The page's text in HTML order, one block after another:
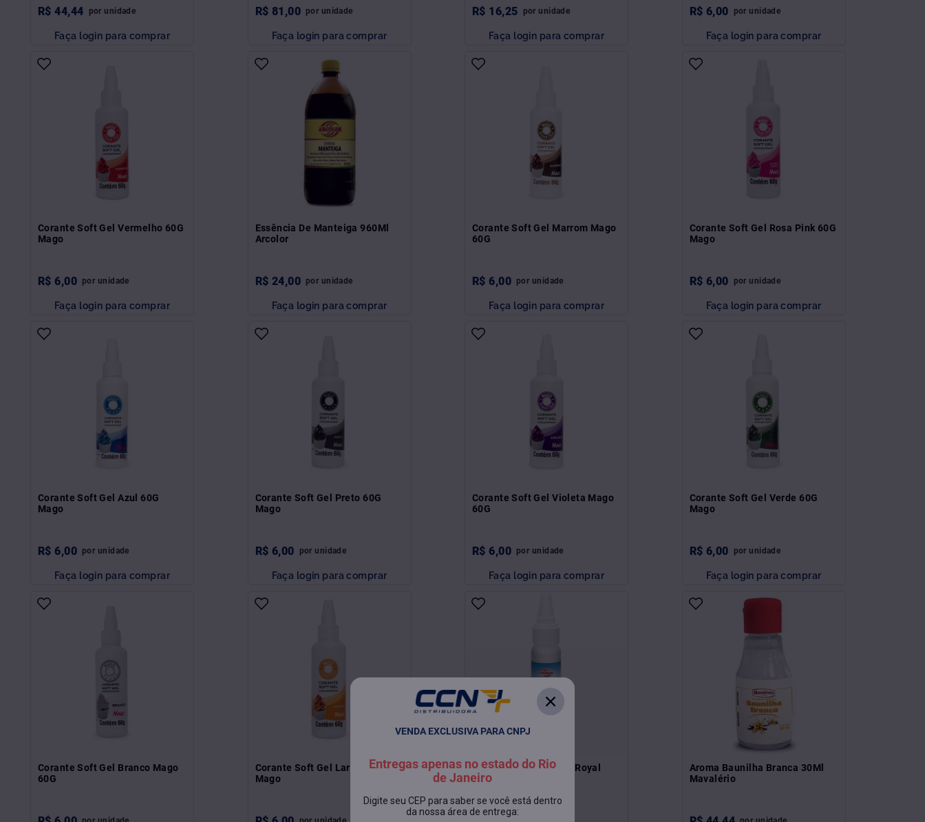
VENDA EXCLUSIVA PARA CNPJ
Entregas apenas no estado do Rio
de Janeiro
Digite seu CEP para saber se você está dentro
da nossa área de entrega:
R$ 44,44 por unidade
Faça login para comprar
R$ 81 ,00 por unidade
Faça login para comprar
R$ 16,25 por unidade
Faça login para comprar
R$ 6,00 por unidade
Faça login para comprar
Corante Soft Gel Vermelho 60G
Mago
R$ 6,00 por unidade
Faça login para comprar
Essência De Manteiga 960Ml
Arcolor
R$ 24,00 por unidade
Faça login para comprar
Corante Soft Gel Marrom Mago
60G
R$ 6,00 por unidade
Faça login para comprar
Corante Soft Gel Rosa Pink 60G
Mago
R$ 6,00 por unidade
Faça login para comprar
Corante Soft Gel Azul 60G
Mago
R$ 6,00 por unidade
Faça login para comprar
Corante Soft Gel Preto 60G
Mago
R$ 6,00 por unidade
Faça login para comprar
Corante Soft Gel Violeta Mago
60G
R$ 6,00 por unidade
Faça login para comprar
Corante Soft Gel Verde 60G
Mago
R$ 6,00 por unidade
Faça login para comprar
Corante Soft Gel Branco Mago
60G
Corante Soft Gel Laranja 60G
Mago
Corante Liquigel Azul Royal
Arcolor 30G
Aroma Baunilha Branca 30Ml
Mavalério